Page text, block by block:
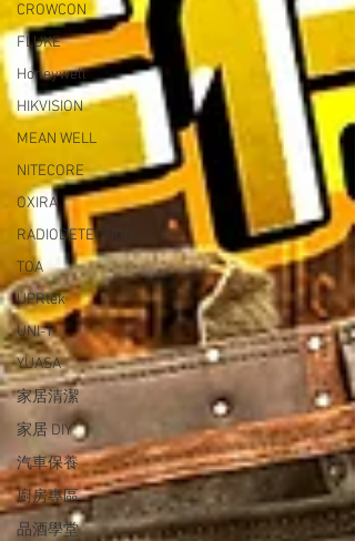
CROWCON
FLUKE
Honeywell
HIKVISION
MEAN WELL
NITECORE
OXIRA
RADIODETECTION
TOA
UPRtek
UNI-T
YUASA
家居清潔
家居 DIY
汽車保養
廚房專區
品酒學堂